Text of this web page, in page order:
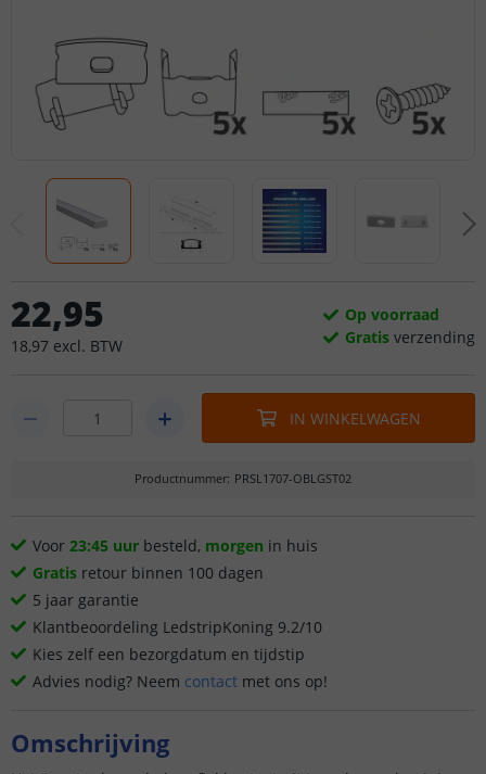
22,95
18,97 excl. BTW
Op voorraad
Gratis verzending
IN WINKELWAGEN
Productnummer: PRSL1707-OBLGST02
Voor 23:45 uur besteld, morgen in huis
Gratis retour binnen 100 dagen
5 jaar garantie
Klantbeoordeling LedstripKoning 9.2/10
Kies zelf een bezorgdatum en tijdstip
Advies nodig? Neem contact met ons op!
Omschrijving